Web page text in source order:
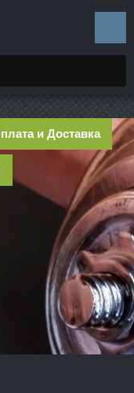
и Доставка